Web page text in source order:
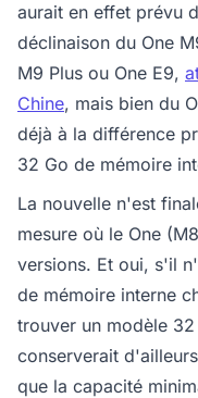
aurait en effet prévu
déclinaison du One
M9 Plus ou One E9,
Chine, mais bien du
déjà à la différence
32 Go de mémoire
La nouvelle n'est
mesure où le One
versions. Et oui, s'il
de mémoire interne
trouver un modèle
conserverait
que la capacité